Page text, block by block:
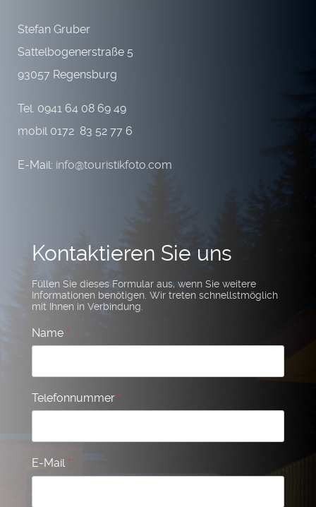
Stefan Gruber
Sattelbogenerstraße 5
93057 Regensburg
Tel. 0941 64 08 69 49
mobil 0172 83 52 77 6
E-Mail: info@touristikfoto.com
Kontaktieren Sie uns
Füllen Sie dieses Formular aus, wenn Sie weitere
Informationen benötigen. Wir treten schnellstmöglich
mit Ihnen in Verbindung.
Name *
Telefonnummer *
E-Mail *